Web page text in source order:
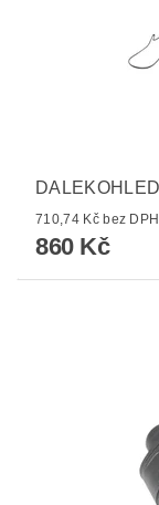
710,74 Kč bez DPH
860 Kč